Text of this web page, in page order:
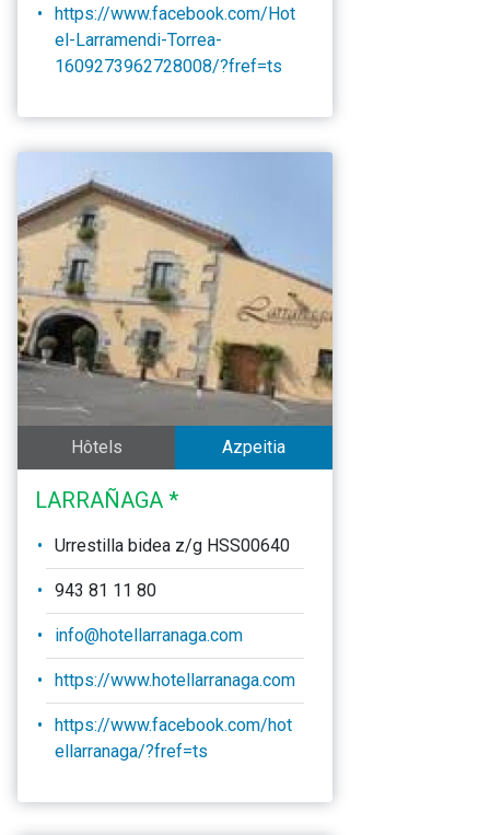
https://www.facebook.com/Hot
el-Larramendi-Torrea-
1609273962728008/?fref=ts
Hôtels Azpeitia
LARRAÑAGA *
Urrestilla bidea z/g HSS00640
943 81 11 80
info@hotellarranaga.com
https://www.hotellarranaga.com
https://www.facebook.com/hot
ellarranaga/?fref=ts